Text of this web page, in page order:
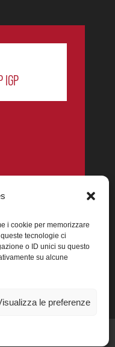
i cookie per memorizzare
tecnologie ci
o ID unici su questo
su alcune
le preferenze
italiani.